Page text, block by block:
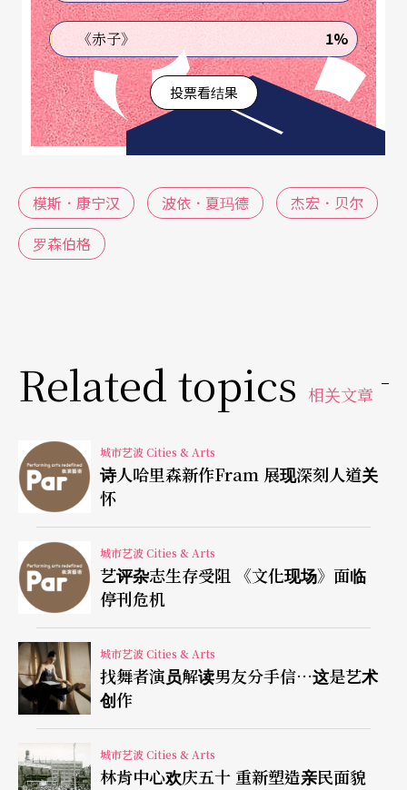
巴黎城市剧院也早于前年，就跟康宁汉舞团签下三
年演出计划，除了每季该舞团的演出，并邀请其他
编舞家，配合相关创作演出。去年十二月揭幕的
「纪念康宁汉」系列活动，由其真正遗作
青中生代编舞家波依．夏玛德（Boris Charmatz）
与杰宏．贝尔（Jérôme Bel）接棒，分别以康宁汉
纽约首演的原作Nearly Ninety。演出中由西班牙建
高塔，除了放置现场电音乐手，并打上多媒体投射
影片，甚为壮观震撼。不过这个重达八公吨的生日
蛋糕，却于五月马德里演出的装运过程中，不慎摔
成三截。由于造价昂贵，及担心日后世界巡回再度
损坏影响演出，康宁汉索性重新编排舞作，将原先
两个章节的舞作，化为一气呵成的九十分钟，并以
空的舞台，展现大师对于纯粹肢体动作的高度自
信。而的确在Nearly 902的演出中，我们看到近乎
人类极限的高难度，但却优雅繁复的无调性肢体舞
作。
《赤子》 1%
投票看结果
模斯．康宁汉 波依．夏玛德
杰宏．贝尔
罗森伯格
Related topics 相关文章
城市艺波 Cities & Arts
诗人哈里森新作Fram 展现深刻人道关
怀
城市艺波 Cities & Arts
艺评杂志生存受阻 《文化现场》面临
停刊危机
城市艺波 Cities & Arts
找舞者演员解读男友分手信…这是艺术
创作
城市艺波 Cities & Arts
林肯中心欢庆五十 重新塑造亲民面貌